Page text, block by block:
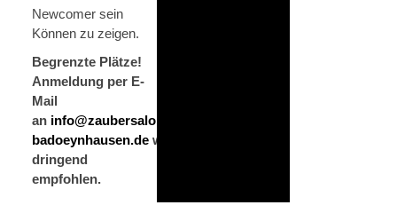
Newcomer sein
Können zu zeigen.
Begrenzte Plätze!
Anmeldung per E-
Mail
an info@zaubersalon-
badoeynhausen.de wird
dringend
empfohlen.